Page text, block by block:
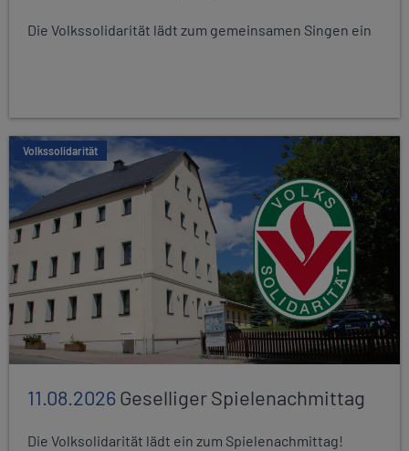
Die Volkssolidarität lädt zum gemeinsamen Singen ein
Volkssolidarität
11.08.2026Geselliger Spielenachmittag
Die Volksolidarität lädt ein zum Spielenachmittag!